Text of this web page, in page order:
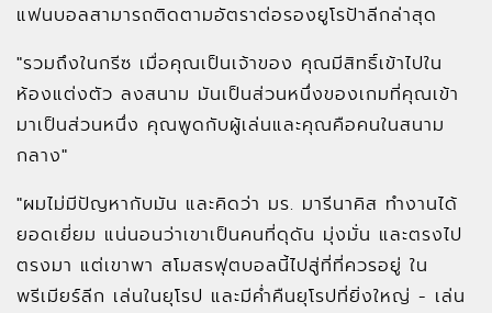
แฟนบอลสามารถติดตามอัตราต่อรองยูโรป้าลีกล่าสุด
"รวมถึงในกรีซ เมื่อคุณเป็นเจ้าของ คุณมีสิทธิ์เข้าไปใน
ห้องแต่งตัว ลงสนาม มันเป็นส่วนหนึ่งของเกมที่คุณเข้า
มาเป็นส่วนหนึ่ง คุณพูดกับผู้เล่นและคุณคือคนในสนาม
กลาง"
"ผมไม่มีปัญหากับมัน และคิดว่า มร. มารีนาคิส ทำงานได้
ยอดเยี่ยม แน่นอนว่าเขาเป็นคนที่ดุดัน มุ่งมั่น และตรงไป
ตรงมา แต่เขาพา สโมสรฟุตบอลนี้ไปสู่ที่ที่ควรอยู่ ใน
พรีเมียร์ลีก เล่นในยุโรป และมีค่ำคืนยุโรปที่ยิ่งใหญ่ - เล่น